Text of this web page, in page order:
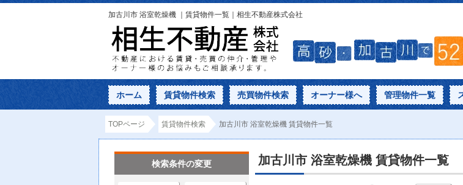
加古川市 浴室乾燥機 ｜賃貸物件一覧｜相生不動産株式会社
ホーム 賃貸物件検索 売買物件検索 オーナー様へ 管理物件一覧
TOPページ 賃貸物件検索 加古川市 浴室乾燥機 賃貸物件一覧
加古川市 浴室乾燥機 賃貸物件一覧
検索条件の変更